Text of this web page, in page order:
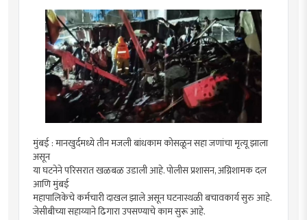
मुंबई : मानखुर्दमध्ये तीन मजली बांधकाम कोसळून सहा जणांचा मृत्यू झाला
असून
या घटनेने परिसरात खळबळ उडाली आहे. पोलीस प्रशासन, अग्निशामक दल
आणि मुंबई
महापालिकेचे कर्मचारी दाखल झाले असून घटनास्थळी बचावकार्य सुरु आहे.
जेसीबीच्या सहाय्याने ढिगारा उपसण्याचे काम सुरू आहे.